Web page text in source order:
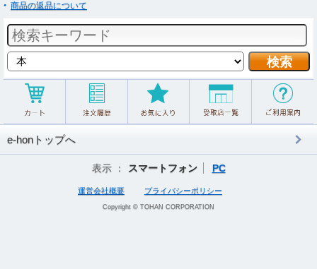
商品の返品について
e-honトップへ
表示 ： スマートフォン PC
運営会社概要 プライバシーポリシー
Copyright © TOHAN CORPORATION